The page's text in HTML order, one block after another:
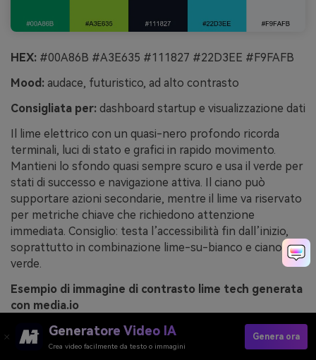
HEX: #00A86B #A3E635 #111827 #22D3EE #F9FAFB
Mood: audace, futuristico, ad alto contrasto
Consigliata per: dashboard startup e visualizzazione dati
Il lime elettrico con un quasi-nero profondo ricorda
terminali, luci di stato e grafici in rapido movimento.
Mantieni lo sfondo quasi sempre scuro e usa il verde per
stati di successo e navigazione attiva. Il ciano può
supportare azioni secondarie, mentre il lime va riservato
per metriche chiave che richiedono attenzione
immediata. Consiglio: testa l’accessibilità fin dall’inizio,
soprattutto in combinazione lime-su-bianco e ciano-su-
verde.
Esempio di immagine di contrasto lime tech generata
con media.io
Generatore Video IA
Crea video facilmente da testo o immagini
Genera ora